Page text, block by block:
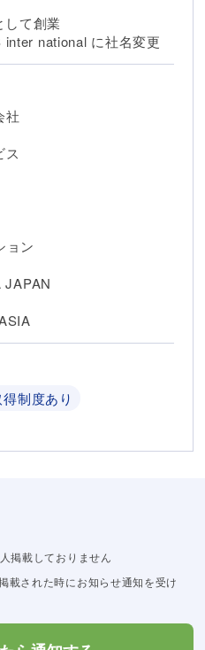
て創業
national に社名変更
社
ス
ョン
JAPAN
制度あり
掲載しておりません
載された時にお知らせ通知を受け